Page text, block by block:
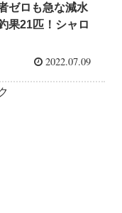
ゼロも急な減水
果21匹！シャロ
2022.07.09